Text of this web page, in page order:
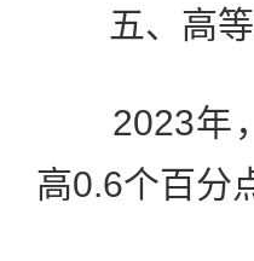
五、高等
2023年，
高0.6个百分